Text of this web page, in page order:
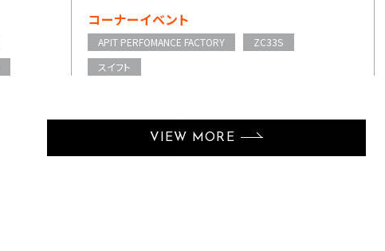
コーナーイベント
APIT PERFOMANCE FACTORY
ZC33S
スイフト
VIEW MORE